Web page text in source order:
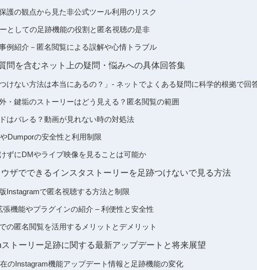
護の観点から見た非公式ツール利用のリスク
としての足跡機能の役割と匿名視聴の是非
例紹介－匿名閲覧による誤解や心情トラブル
問を含むネット上の疑問・悩みへの具体回答集
つけない方法は本当にあるの？」- ネットでよくある疑問に科学的根拠で回
・鍵垢のストーリーはどう見える？匿名閲覧の範囲
はバレる？動画が見れない時の対処法
Dumporの安全性と利用制限
ずにDMやライブ映像を見ることは可能か
ウザでできるインスタストーリーを足跡つけないで見る方法
Instagramで匿名視聴する方法と制限
張機能やプラグインの紹介 – 利便性と安全性
の匿名閲覧を活用するメリットとデメリット
ストーリー足跡に関する最新アップデートと将来展望
のInstagram機能アップデート情報と足跡機能の変化